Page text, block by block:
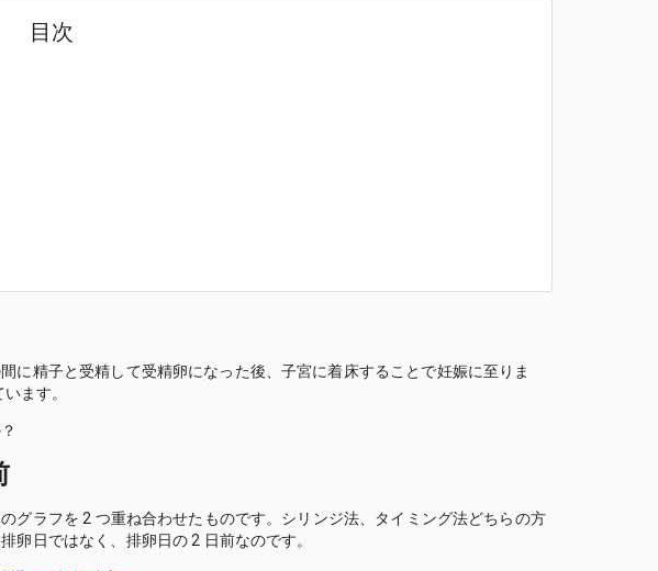
目次
に精子と受精して受精卵になった後、子宮に着床することで妊娠に至りま
ます。
グラフを 2 つ重ね合わせたものです。シリンジ法、タイミング法どちらの方
卵日ではなく、排卵日の 2 日前なのです。